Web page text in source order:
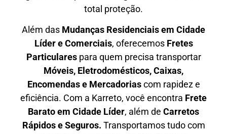
total proteção.
Além das Mudanças Residenciais em Cidade
Líder e Comerciais, oferecemos Fretes
Particularespara quem precisa transportar
Móveis, Eletrodomésticos, Caixas,
Encomendas e Mercadoriascom rapidez e
eficiência. Com a Karreto, você encontra Frete
Barato em Cidade Líder, além de Carretos
Rápidos e Seguros. Transportamos tudo com